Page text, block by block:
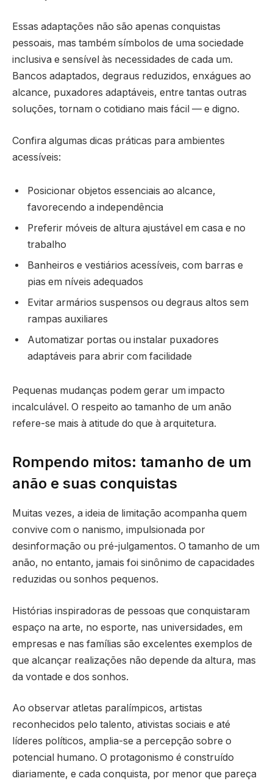
Essas adaptações não são apenas conquistas
pessoais, mas também símbolos de uma sociedade
inclusiva e sensível às necessidades de cada um.
Bancos adaptados, degraus reduzidos, enxágues ao
alcance, puxadores adaptáveis, entre tantas outras
soluções, tornam o cotidiano mais fácil — e digno.
Confira algumas dicas práticas para ambientes
acessíveis:
Posicionar objetos essenciais ao alcance,
favorecendo a independência
Preferir móveis de altura ajustável em casa e no
trabalho
Banheiros e vestiários acessíveis, com barras e
pias em níveis adequados
Evitar armários suspensos ou degraus altos sem
rampas auxiliares
Automatizar portas ou instalar puxadores
adaptáveis para abrir com facilidade
Pequenas mudanças podem gerar um impacto
incalculável. O respeito ao tamanho de um anão
refere-se mais à atitude do que à arquitetura.
Rompendo mitos: tamanho de um
anão e suas conquistas
Muitas vezes, a ideia de limitação acompanha quem
convive com o nanismo, impulsionada por
desinformação ou pré-julgamentos. O tamanho de um
anão, no entanto, jamais foi sinônimo de capacidades
reduzidas ou sonhos pequenos.
Histórias inspiradoras de pessoas que conquistaram
espaço na arte, no esporte, nas universidades, em
empresas e nas famílias são excelentes exemplos de
que alcançar realizações não depende da altura, mas
da vontade e dos sonhos.
Ao observar atletas paralímpicos, artistas
reconhecidos pelo talento, ativistas sociais e até
líderes políticos, amplia-se a percepção sobre o
potencial humano. O protagonismo é construído
diariamente, e cada conquista, por menor que pareça